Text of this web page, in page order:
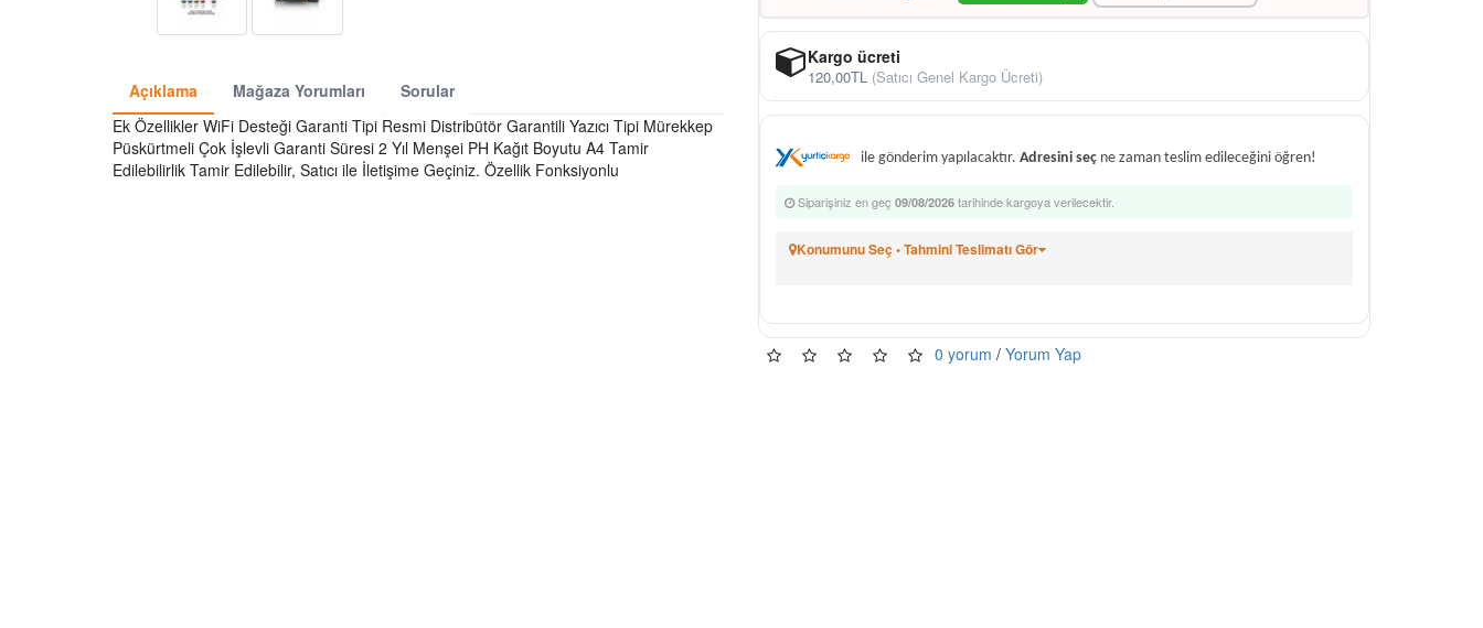
Açıklama Mağaza Yorumları
Sorular
Ek Özellikler WiFi Desteği Garanti Tipi Resmi Distribütör Garantili Yazıcı Tipi Mürekkep
Püskürtmeli Çok İşlevli Garanti Süresi 2 Yıl Menşei PH Kağıt Boyutu A4 Tamir
Edilebilirlik Tamir Edilebilir, Satıcı ile İletişime Geçiniz. Özellik Fonksiyonlu
Kargo ücreti
120,00TL (Satıcı Genel Kargo Ücreti)
ile gönderim yapılacaktır. Adresini seçne zaman teslim edileceğini öğren!
Siparişiniz en geç 09/08/2026 tarihinde kargoya verilecektir.
Konumunu Seç • Tahmini Teslimatı Gör
0 yorum / Yorum Yap